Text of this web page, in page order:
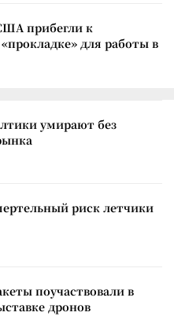
прибегли к
для работы в
умирают без
риск летчики
поучаствовали в
дронов